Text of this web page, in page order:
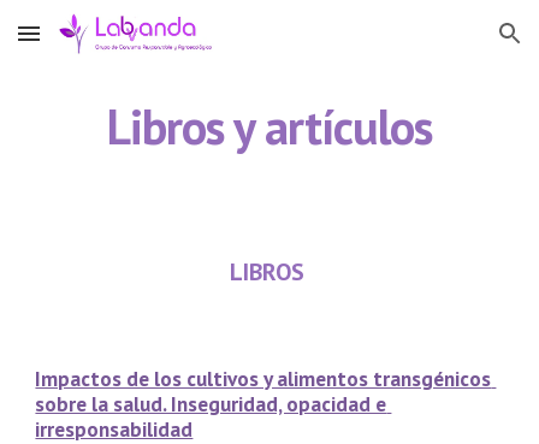
Skip to main content Skip to navigation
Libros y artículos
LIBROS
Impactos de los cultivos y alimentos transgénicos
sobre la salud. Inseguridad, opacidad e
irresponsabilidad